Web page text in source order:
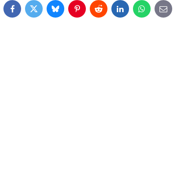
Facebook
TwitterBlueskyPinterestRedditLinkedInWhatsApp
E-
mail